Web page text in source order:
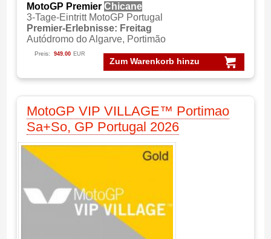
MotoGP Premier Chicane
3-Tage-Eintritt MotoGP Portugal
Premier-Erlebnisse: Freitag
Autódromo do Algarve, Portimão
Zum Warenkorb hinzu
Preis: 949.00 EUR
MotoGP VIP VILLAGE™ Portimao
Sa+So, GP Portugal 2026